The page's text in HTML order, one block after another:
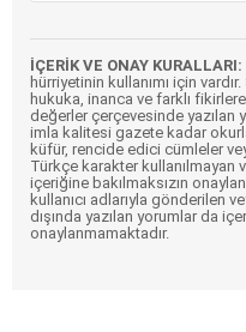
İÇERİK VE ONAY KURALLARI:
hürriyetinin kullanımı için
hukuka, inanca ve farklı
değerler çerçevesinde yazılan
imla kalitesi gazete kadar
küfür, rencide edici cümleler
Türkçe karakter kullanılmayan
içeriğine bakılmaksızın
kullanıcı adlarıyla gönderilen
dışında yazılan yorumlar da
onaylanmamaktadır.